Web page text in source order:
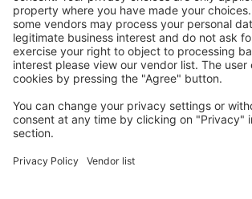
Cazarea preferată
Alege din peste 1,3 mil. de opţiuni:
apartamente și altele.
Cele mai căutate hoteluri de către
Hoteluri în Grecia - Orașe populare